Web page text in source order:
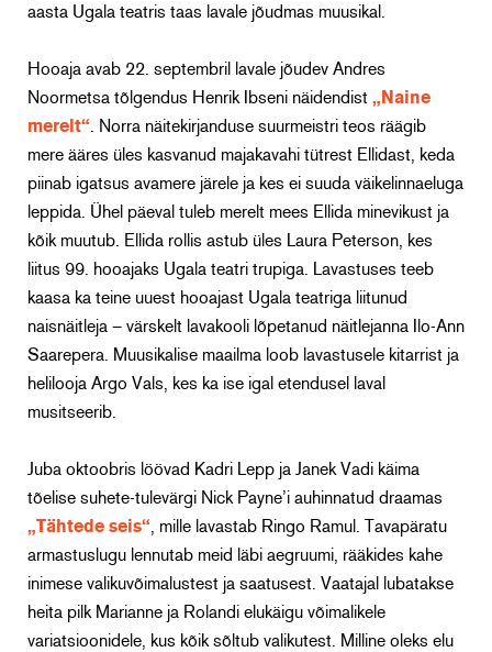
aasta Ugala teatris taas lavale jõudmas muusikal.
Hooaja avab 22. septembril lavale jõudev Andres
Noormetsa tõlgendus Henrik Ibseni näidendist „Naine
merelt“ . Norra näitekirjanduse suurmeistri teos räägib
mere ääres üles kasvanud majakavahi tütrest Ellidast, keda
piinab igatsus avamere järele ja kes ei suuda väikelinnaeluga
leppida. Ühel päeval tuleb merelt mees Ellida minevikust ja
kõik muutub. Ellida rollis astub üles Laura Peterson, kes
liitus 99. hooajaks Ugala teatri trupiga. Lavastuses teeb
kaasa ka teine uuest hooajast Ugala teatriga liitunud
naisnäitleja – värskelt lavakooli lõpetanud näitlejanna Ilo-Ann
Saarepera. Muusikalise maailma loob lavastusele kitarrist ja
helilooja Argo Vals, kes ka ise igal etendusel laval
musitseerib.
Juba oktoobris löövad Kadri Lepp ja Janek Vadi käima
tõelise suhete-tulevärgi Nick Payne’i auhinnatud draamas
„Tähtede seis“ , mille lavastab Ringo Ramul. Tavapäratu
armastuslugu lennutab meid läbi aegruumi, rääkides kahe
inimese valikuvõimalustest ja saatusest. Vaatajal lubatakse
heita pilk Marianne ja Rolandi elukäigu võimalikele
variatsioonidele, kus kõik sõltub valikutest. Milline oleks elu